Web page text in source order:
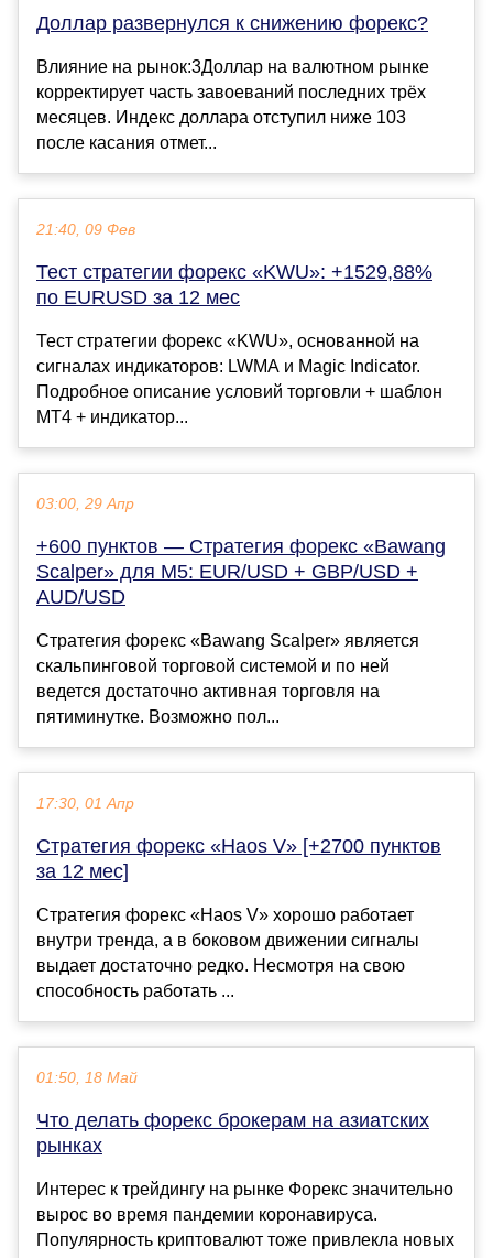
Доллар развернулся к снижению форекс?
Влияние на рынок:3Доллар на валютном рынке
корректирует часть завоеваний последних трёх
месяцев. Индекс доллара отступил ниже 103
после касания отмет...
21:40, 09 Фев
Тест стратегии форекс «KWU»: +1529,88%
по EURUSD за 12 мес
Тест стратегии форекс «KWU», основанной на
сигналах индикаторов: LWMA и Magic Indicator.
Подробное описание условий торговли + шаблон
МТ4 + индикатор...
03:00, 29 Апр
+600 пунктов — Стратегия форекс «Bawang
Scalper» для M5: EUR/USD + GBP/USD +
AUD/USD
Стратегия форекс «Bawang Scalper» является
скальпинговой торговой системой и по ней
ведется достаточно активная торговля на
пятиминутке. Возможно пол...
17:30, 01 Апр
Стратегия форекс «Haos V» [+2700 пунктов
за 12 мес]
Стратегия форекс «Haos V» хорошо работает
внутри тренда, а в боковом движении сигналы
выдает достаточно редко. Несмотря на свою
способность работать ...
01:50, 18 Май
Что делать форекс брокерам на азиатских
рынках
Интерес к трейдингу на рынке Форекс значительно
вырос во время пандемии коронавируса.
Популярность криптовалют тоже привлекла новых